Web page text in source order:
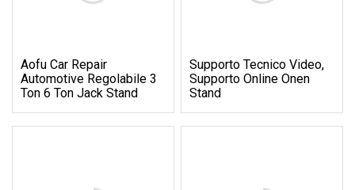
Aofu Car Repair
Automotive Regolabile 3
Ton 6 Ton Jack Stand
Supporto Tecnico Video,
Supporto Online Onen
Stand